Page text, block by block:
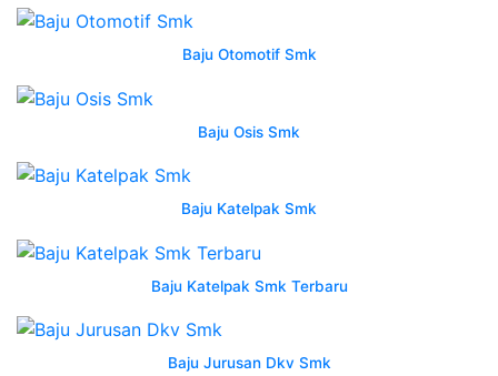
barat
smkn
karawang
rpl
kemeja
Baju Otomotif Smk
Baju Osis Smk
Baju Katelpak Smk
Baju Katelpak Smk Terbaru
Baju Jurusan Dkv Smk